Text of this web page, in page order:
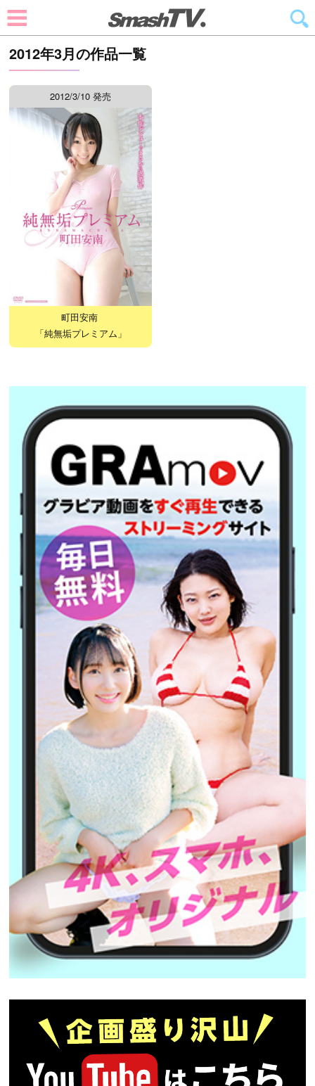
2012年3月の作品一覧
2012/3/10 発売
町田安南
「純無垢プレミアム」